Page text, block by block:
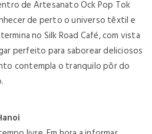
de Artesanato Ock Pop Tok
de perto o universo têxtil e
no Silk Road Café, com vista
perfeito para saborear deliciosos
contempla o tranquilo pôr do